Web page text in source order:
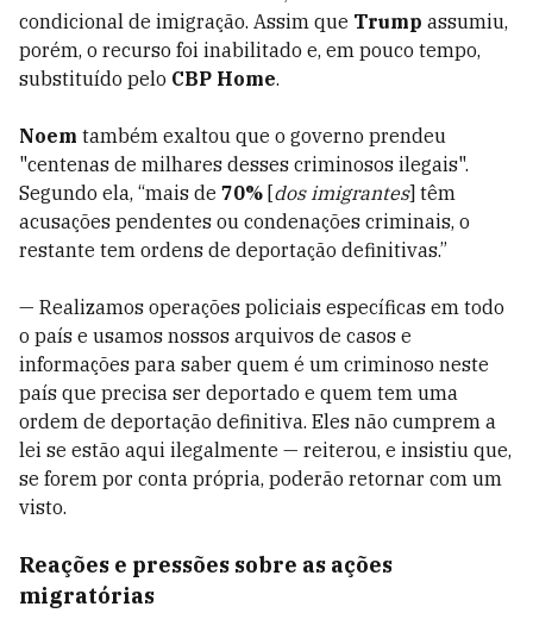
condicional de imigração. Assim que Trump assumiu,
porém, o recurso foi inabilitado e, em pouco tempo,
substituído pelo CBP Home.
Noem também exaltou que o governo prendeu
"centenas de milhares desses criminosos ilegais".
Segundo ela, “mais de 70% [dos imigrantes] têm
acusações pendentes ou condenações criminais, o
restante tem ordens de deportação definitivas.”
— Realizamos operações policiais específicas em todo
o país e usamos nossos arquivos de casos e
informações para saber quem é um criminoso neste
país que precisa ser deportado e quem tem uma
ordem de deportação definitiva. Eles não cumprem a
lei se estão aqui ilegalmente — reiterou, e insistiu que,
se forem por conta própria, poderão retornar com um
visto.
Reações e pressões sobre as ações
migratórias